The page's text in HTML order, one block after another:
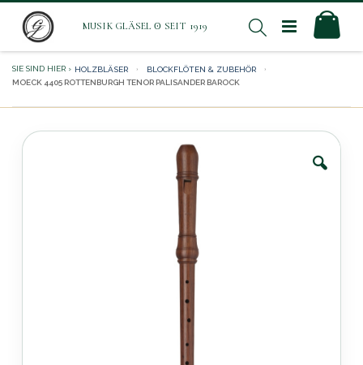
Direkt
zum
Suche
HOLZBLÄSER
BLOCKFLÖTEN & ZUBEHÖR
MOECK 4405 ROTTENBURGH TENOR PALISANDER BAROCK